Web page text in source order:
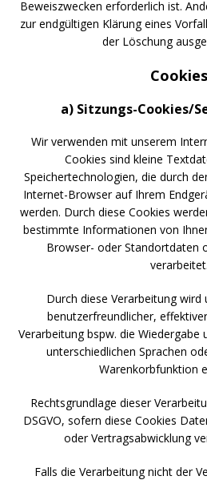
Beweiszwecken erforderlich ist.
zur endgültigen Klärung eines
der Löschung
Cookies
a) Sitzungs-Cookies/
Wir verwenden mit unserem
Cookies sind kleine
Speichertechnologien, die durch
Internet-Browser auf Ihrem
werden. Durch diese Cookies
bestimmte Informationen von
Browser- oder Standortdaten
verarbeitet.
Durch diese Verarbeitung
benutzerfreundlicher,
Verarbeitung bspw. die
unterschiedlichen Sprachen
Warenkorbfunktion
Rechtsgrundlage dieser
DSGVO, sofern diese Cookies
oder Vertragsabwicklung
Falls die Verarbeitung nicht der